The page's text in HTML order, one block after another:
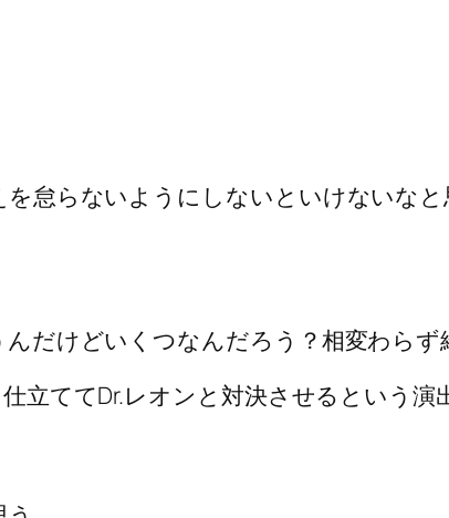
怠らないようにしないといけないなと
だけどいくつなんだろう？相変わらず
立ててDr.レオンと対決させるという